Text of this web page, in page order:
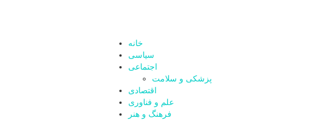
خانه
سیاسی
اجتماعی
پزشکی و سلامت
اقتصادی
علم و فناوری
فرهنگ و هنر